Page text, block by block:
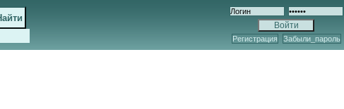
Регистрация Забыли_пароль